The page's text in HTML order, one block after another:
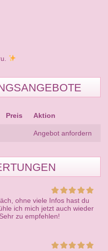
Preis Aktion
Angebot anfordern
ohne viele Infos hast du
ich mich jetzt auch wieder
zu empfehlen!